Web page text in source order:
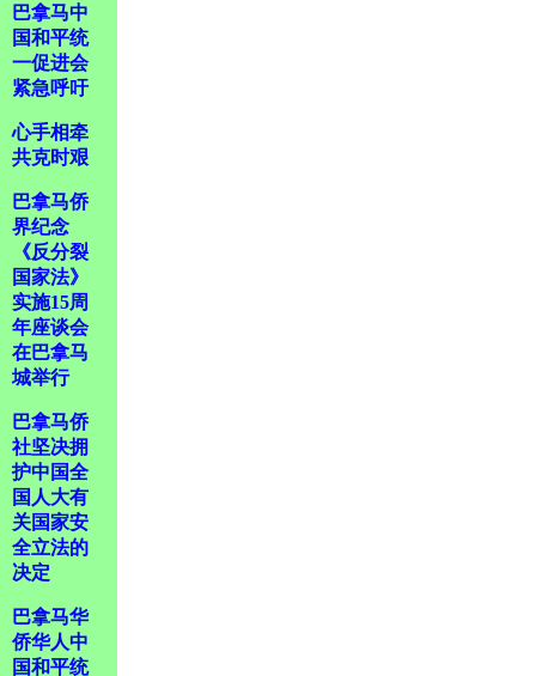
巴拿马中
国和平统
一促进会
紧急呼吁
心手相牵
共克时艰
巴拿马侨
界纪念
《反分裂
国家法》
实施15周
年座谈会
在巴拿马
城举行
巴拿马侨
社坚决拥
护中国全
国人大有
关国家安
全立法的
决定
巴拿马华
侨华人中
国和平统